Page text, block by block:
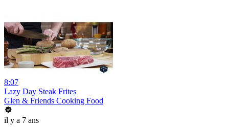
8:07
Lazy Day Steak Frites
Glen & Friends Cooking Food
il y a 7 ans